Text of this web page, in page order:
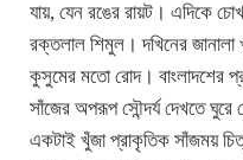
যায়, যেন রঙের রায়ট। এদিকে
রক্তলাল শিমুল। দখিনের জানালা
কুসুমের মতো রোদ। বাংলাদশের
সাঁজের অপরূপ সৌন্দর্য দেখতে ঘুরে
একটাই খুঁজা প্রাকৃতিক সাঁজময়